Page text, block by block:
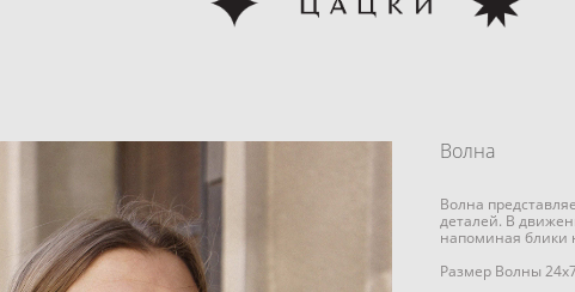
Волна
Волна
деталей. В
напоминая блики
Размер Волны